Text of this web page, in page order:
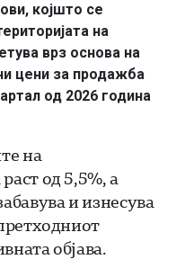
којшто се
на
врз основа на
цени за продажба
од 2026 година
на
од 5,5%, а
и изнесува
објава.